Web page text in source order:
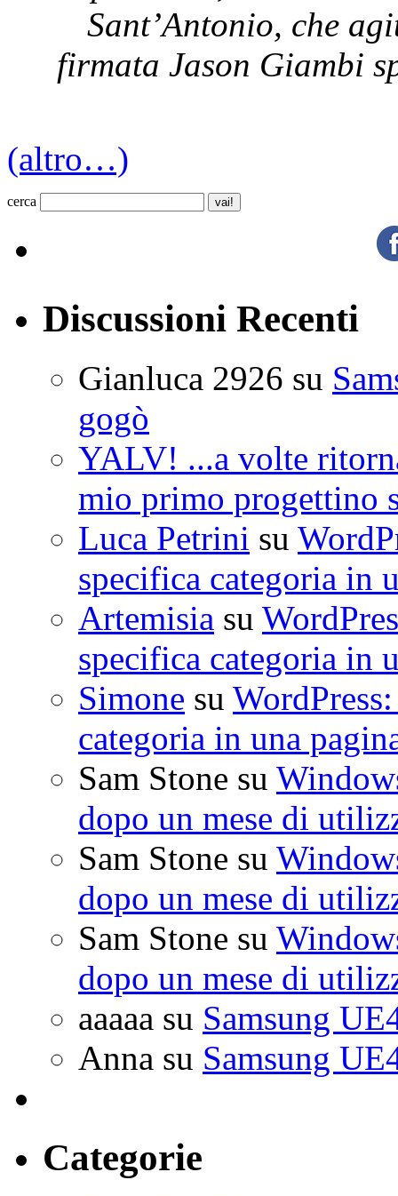
Sant’Antonio, che
firmata Jason Giambi
(altro…)
cerca
Discussioni Recenti
Gianluca 2926 su
gogò
YALV! ...a volte
mio primo progettino
Luca Petrini su
specifica categoria in
Artemisia su
specifica categoria in
Simone su
categoria in una
Sam Stone su
dopo un mese di
Sam Stone su
dopo un mese di
Sam Stone su
dopo un mese di
aaaaa su Samsung
Anna su Samsung
Categorie